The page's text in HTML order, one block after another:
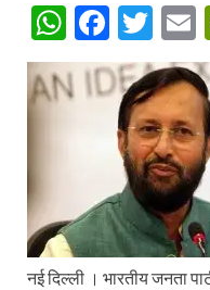
W
h
at
p
F
ac
e
b
o
o
k
T
w
itt
er
नई दिल्ली । भारतीय जनता